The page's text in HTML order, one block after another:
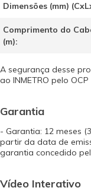
Dimensões (mm)
Comprimento do
(m):
A segurança desse
ao INMETRO pelo OCP
Garantia
- Garantia: 12 meses
partir da data de
garantia concedido
Vídeo Interativo